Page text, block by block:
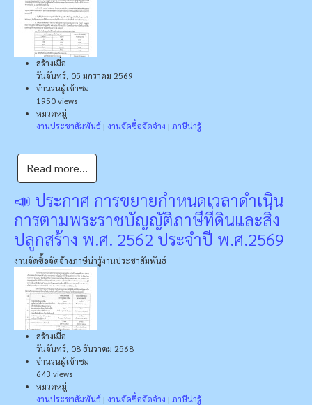
สร้างเมื่อ
วันจันทร์, 05 มกราคม 2569
จำนวนผู้เข้าชม
1950 views
หมวดหมู่
งานประชาสัมพันธ์ | งานจัดซื้อจัดจ้าง | ภาษีน่ารู้
Read more...
📣 ประกาศ การขยายกำหนดเวลาดำเนิน
การตามพระราชบัญญัติภาษีที่ดินและสิ่ง
ปลูกสร้าง พ.ศ. 2562 ประจำปี พ.ศ.2569
งานจัดซื้อจัดจ้างภาษีน่ารู้งานประชาสัมพันธ์
สร้างเมื่อ
วันจันทร์, 08 ธันวาคม 2568
จำนวนผู้เข้าชม
643 views
หมวดหมู่
งานประชาสัมพันธ์ | งานจัดซื้อจัดจ้าง | ภาษีน่ารู้